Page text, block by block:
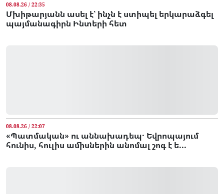
08.08.26 / 22:35
Մխիթարյանն ասել է՝ ինչն է ստիպել երկարաձգել
պայմանագիրն Ինտերի հետ
08.08.26 / 22:07
«Պատմական» ու աննախադեպ․ Եվրոպայում
հունիս, հուլիս ամիսներին անոմալ շոգ է ե...